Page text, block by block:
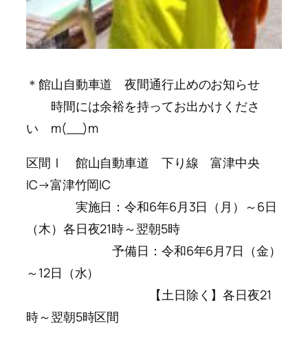
＊館山自動車道 夜間通行止めのお知らせ
時間には余裕を持ってお出かけくださ
い m(__)m
区間Ⅰ 館山自動車道 下り線 富津中央
IC→富津竹岡IC
実施日：令和6年6月3日（月）～6日
（木）各日夜21時～翌朝5時
予備日：令和6年6月7日（金）
～12日（水）
【土日除く】各日夜21
時～翌朝5時区間